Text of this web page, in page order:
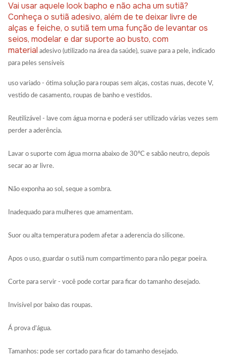
Vai usar aquele look bapho e não acha um sutiã?
Conheça o sutiã adesivo, além de te deixar livre de
alças e feiche, o sutiã tem uma função de levantar os
seios, modelar e dar suporte ao busto, com
material adesivo (utilizado na área da saúde), suave para a pele, indicado
para peles sensíveis
uso variado - ótima solução para roupas sem alças, costas nuas, decote V,
vestido de casamento, roupas de banho e vestidos.
Reutilizável - lave com água morna e poderá ser utilizado várias vezes sem
perder a aderência.
Lavar o suporte com água morna abaixo de 30ºC e sabão neutro, depois
secar ao ar livre.
Não exponha ao sol, seque a sombra.
Inadequado para mulheres que amamentam.
Suor ou alta temperatura podem afetar a aderencia do silicone.
Apos o uso, guardar o sutiã num compartimento para não pegar poeira.
Corte para servir - você pode cortar para ficar do tamanho desejado.
Invisível por baixo das roupas.
Á prova d’água.
Tamanhos: pode ser cortado para ficar do tamanho desejado.